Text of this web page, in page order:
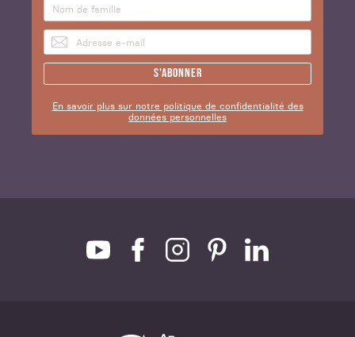
S'abonner
En savoir plus sur notre politique de confidentialité des
données personnelles